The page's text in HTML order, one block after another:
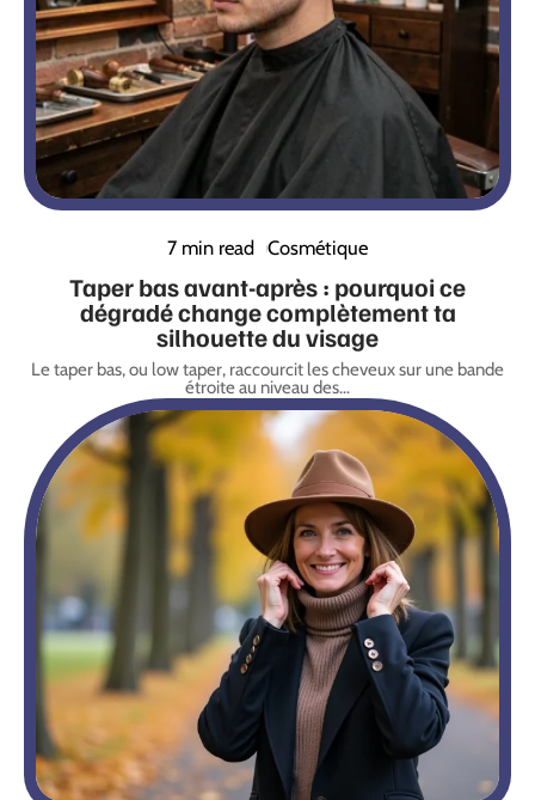
7 min read Cosmétique
Taper bas avant-après : pourquoi ce
dégradé change complètement ta
silhouette du visage
Le taper bas, ou low taper, raccourcit les cheveux sur une bande
étroite au niveau des…